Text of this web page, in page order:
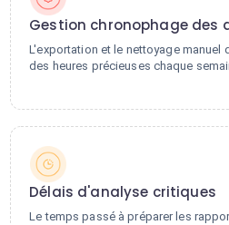
Gestion chronophage des
L'exportation et le nettoyage manuel
des heures précieuses chaque
Délais d'analyse critiques
Le temps passé à préparer les